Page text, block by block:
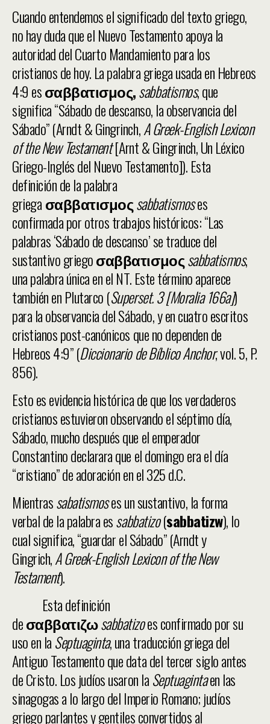
Cuando entendemos el significado del texto griego,
no hay duda que el Nuevo Testamento apoya la
autoridad del Cuarto Mandamiento para los
cristianos de hoy. La palabra griega usada en Hebreos
4:9 esσαββατισμος,sabbatismos, que
significa “Sábado de descanso, la observancia del
Sábado” (Arndt & Gingrinch,A Greek-English Lexicon
of the New Testament[Arnt & Gingrinch, Un Léxico
Griego-Inglés del Nuevo Testamento]). Esta
definición de la palabra
griegaσαββατισμοςsabbatismoses
confirmada por otros trabajos históricos: “Las
palabras ‘Sábado de descanso’ se traduce del
sustantivo griegoσαββατισμοςsabbatismos,
una palabra única en el NT. Este término aparece
también en Plutarco (Superset.3 [Moralia 166a])
para la observancia del Sábado, y en cuatro escritos
cristianos post-canónicos que no dependen de
Hebreos 4:9” (Diccionario de Bíblico Anchor, vol. 5, P.
856).
Esto es evidencia histórica de que los verdaderos
cristianos estuvieron observando el séptimo día,
Sábado, mucho después que el emperador
Constantino declarara que el domingo era el día
“cristiano” de adoración en el 325 d.C.
Mientrassabatismoses un sustantivo, la forma
verbal de la palabra essabbatizo(sabbatizw), lo
cual significa, “guardar el Sábado” (Arndt y
Gingrich,A Greek-English Lexicon of the New
Testament).
Esta definición
deσαββατιζωsabbatizoes confirmado por su
uso en laSeptuaginta, una traducción griega del
Antiguo Testamento que data del tercer siglo antes
de Cristo. Los judíos usaron laSeptuagintaen las
sinagogas a lo largo del Imperio Romano; judíos
griego parlantes y gentiles convertidos al